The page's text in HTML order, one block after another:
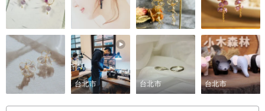
台北市 台北市 台北市